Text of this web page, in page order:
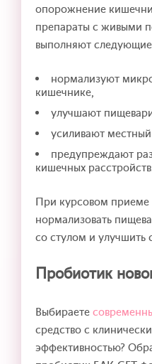
опорожнение
препараты с живыми
выполняют
нормализуют
кишечнике,
улучшают
усиливают
предупреждают
кишечных
При курсовом
нормализовать
со стулом и улучшить
Пробиотик
Выбираете
средство с
эффективностью?